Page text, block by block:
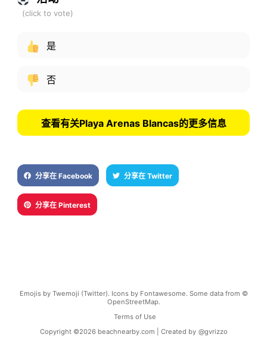
是
否
查看有关Playa Arenas Blancas的更多信息
分享在 Facebook 分享在 Twitter
分享在 Pinterest
Emojis by Twemoji (Twitter). Icons by Fontawesome. Some data from ©
OpenStreetMap.
Terms of Use
Copyright ©2026 beachnearby.com | Created by @gvrizzo